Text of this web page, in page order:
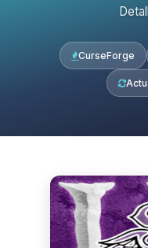
CurseForge